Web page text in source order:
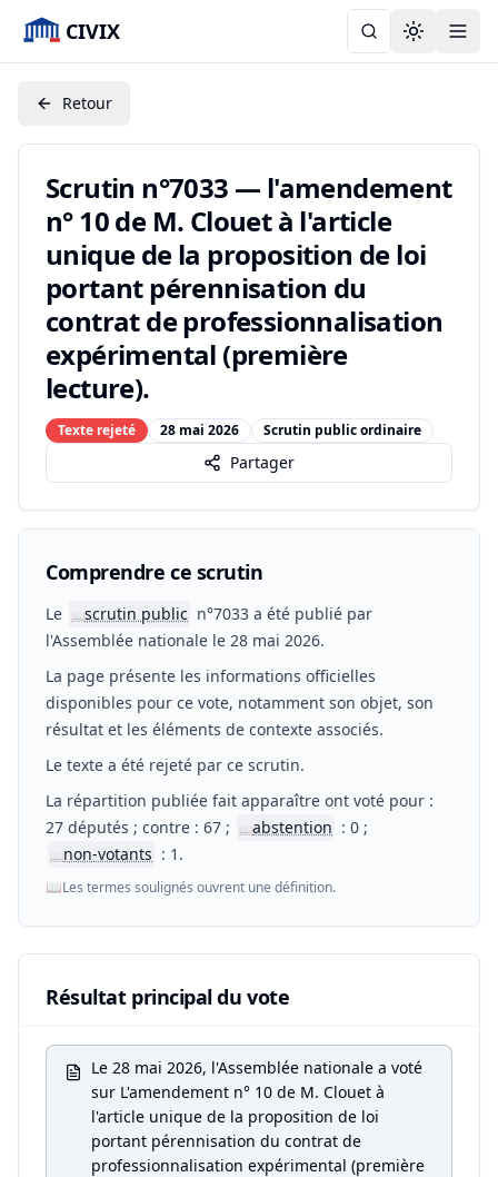
CIVIX Toggle
Retour
Scrutin n°7033 — l'amendement
n° 10 de M. Clouet à l'article
unique de la proposition de loi
portant pérennisation du
contrat de professionnalisation
expérimental (première
lecture).
Texte rejeté 28 mai 2026 Scrutin public ordinaire
Partager
Comprendre ce scrutin
Le 📖scrutin public n°7033 a été publié par
l'Assemblée nationale le 28 mai 2026.
La page présente les informations officielles
disponibles pour ce vote, notamment son objet, son
résultat et les éléments de contexte associés.
Le texte a été rejeté par ce scrutin.
La répartition publiée fait apparaître ont voté pour :
27 députés ; contre : 67 ;
📖abstention : 0 ;
📖non-votants : 1.
📖Les termes soulignés ouvrent une définition.
Résultat principal du vote
Le 28 mai 2026, l'Assemblée nationale a voté
sur L'amendement n° 10 de M. Clouet à
l'article unique de la proposition de loi
portant pérennisation du contrat de
professionnalisation expérimental (première